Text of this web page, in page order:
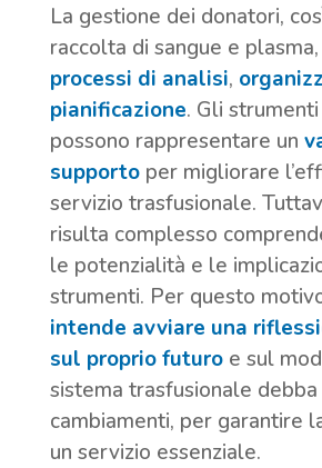
La gestione dei donatori,
raccolta di sangue e
processi di analisi,
pianificazione. Gli strumenti
possono rappresentare un
supportoper migliorare
servizio trasfusionale.
risulta complesso
le potenzialità e le
strumenti. Per questo
intende avviare una
sul proprio futuroe sul
sistema trasfusionale
cambiamenti, per garantire
un servizio essenziale.